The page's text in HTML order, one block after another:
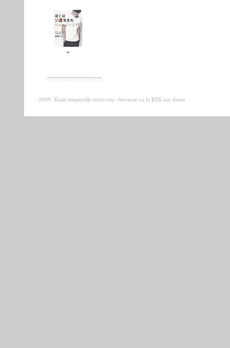
2009. Toate drepturile rezervate. Abonati-va la RSS sau Atom